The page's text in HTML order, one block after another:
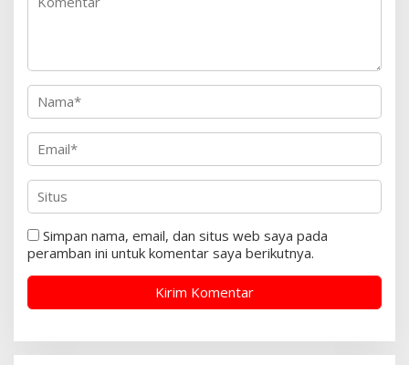
Simpan nama, email, dan situs web saya pada
peramban ini untuk komentar saya berikutnya.